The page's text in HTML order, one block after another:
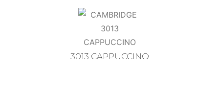
3013 CAPPUCCINO